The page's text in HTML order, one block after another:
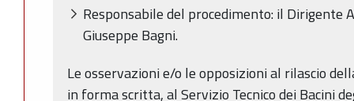
Responsabile del procedimento: il Dirigente
Giuseppe Bagni.
Le osservazioni e/o le opposizioni al rilascio
in forma scritta, al Servizio Tecnico dei Bacini